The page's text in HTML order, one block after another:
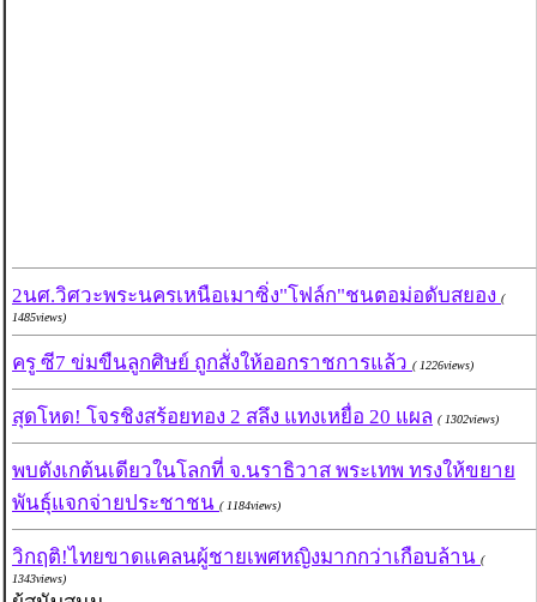
2นศ.วิศวะพระนครเหนือเมาซิ่ง"โฟล์ก"ชนตอม่อดับสยอง (
1485views)
ครู ซี7 ข่มขืนลูกศิษย์ ถูกสั่งให้ออกราชการแล้ว ( 1226views)
สุดโหด! โจรชิงสร้อยทอง 2 สลึง แทงเหยื่อ 20 แผล ( 1302views)
พบตังเกต้นเดียวในโลกที่ จ.นราธิวาส พระเทพ ทรงให้ขยาย
พันธุ์แจกจ่ายประชาชน ( 1184views)
วิกฤติ!ไทยขาดแคลนผู้ชายเพศหญิงมากกว่าเกือบล้าน (
1343views)